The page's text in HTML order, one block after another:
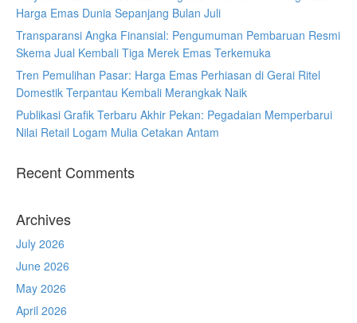
Harga Emas Dunia Sepanjang Bulan Juli
Transparansi Angka Finansial: Pengumuman Pembaruan Resmi
Skema Jual Kembali Tiga Merek Emas Terkemuka
Tren Pemulihan Pasar: Harga Emas Perhiasan di Gerai Ritel
Domestik Terpantau Kembali Merangkak Naik
Publikasi Grafik Terbaru Akhir Pekan: Pegadaian Memperbarui
Nilai Retail Logam Mulia Cetakan Antam
Recent Comments
Archives
July 2026
June 2026
May 2026
April 2026